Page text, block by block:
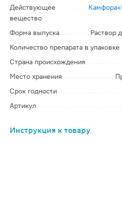
Действующее
вещество
Форма выпуска
Раствор
Количество препарата в упаковке
Страна происхождения
Место хранения
Срок годности
Артикул
Инструкция к товару